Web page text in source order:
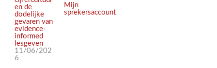
en de
dodelijke
gevaren van
evidence-
informed
lesgeven
11/06/202
6
Mijn
sprekersaccount